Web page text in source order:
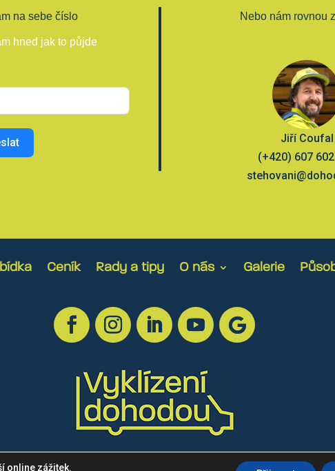
na sebe číslo
hned jak to půjde
Nebo nám rovnou
Jiří Coufal
(+420) 607
Ceník Rady a tipy O nás Galerie
– Jiří Coufal - 2026 Zásady ochrany osobních údajů
online zážitek.